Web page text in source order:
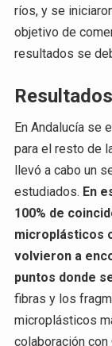
ríos, y se
objetivo de
resultados se
En Andalucía se
para el resto de
llevó a cabo un
estudiados. En
100% de
microplásticos
volvieron a
puntos donde
fibras y los
microplásticos
colaboración